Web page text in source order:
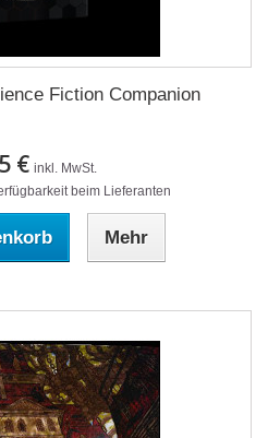
Fiction Companion
€ inkl. MwSt.
beim Lieferanten
Mehr